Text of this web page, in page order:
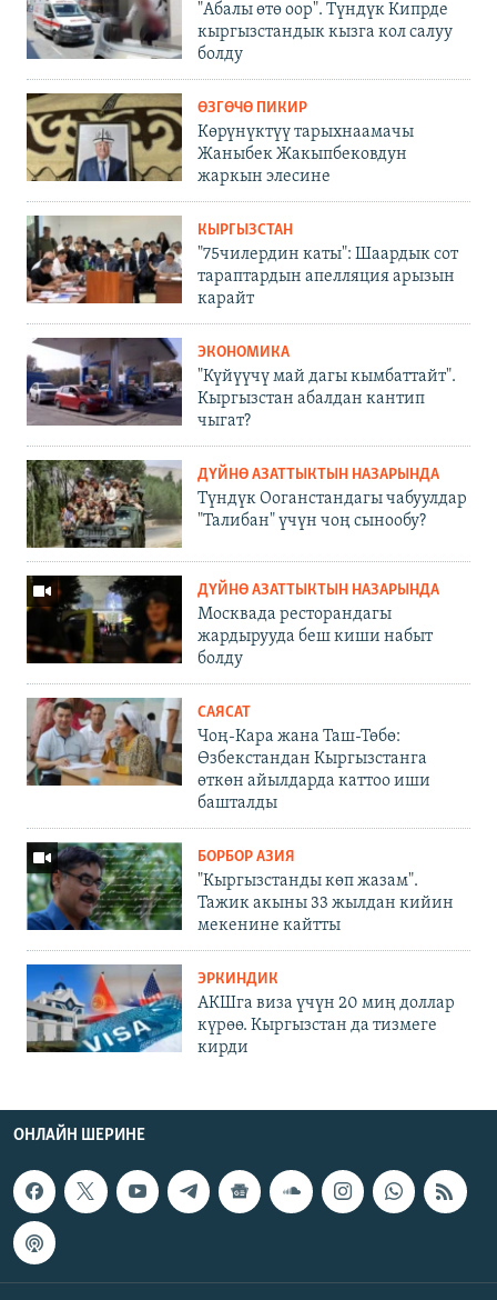
"Абалы өтө оор". Түндүк Кипрде
кыргызстандык кызга кол салуу
болду
ӨЗГӨЧӨ ПИКИР
Көрүнүктүү тарыхнаамачы
Жаныбек Жакыпбековдун
жаркын элесине
КЫРГЫЗСТАН
"75чилердин каты": Шаардык сот
тараптардын апелляция арызын
карайт
ЭКОНОМИКА
"Күйүүчү май дагы кымбаттайт".
Кыргызстан абалдан кантип
чыгат?
ДҮЙНӨ АЗАТТЫКТЫН НАЗАРЫНДА
Түндүк Ооганстандагы чабуулдар
"Талибан" үчүн чоң сынообу?
ДҮЙНӨ АЗАТТЫКТЫН НАЗАРЫНДА
Москвада ресторандагы
жардырууда беш киши набыт
болду
САЯСАТ
Чоң-Кара жана Таш-Төбө:
Өзбекстандан Кыргызстанга
өткөн айылдарда каттоо иши
башталды
БОРБОР АЗИЯ
"Кыргызстанды көп жазам".
Тажик акыны 33 жылдан кийин
мекенине кайтты
ЭРКИНДИК
АКШга виза үчүн 20 миң доллар
күрөө. Кыргызстан да тизмеге
кирди
ОНЛАЙН ШЕРИНЕ